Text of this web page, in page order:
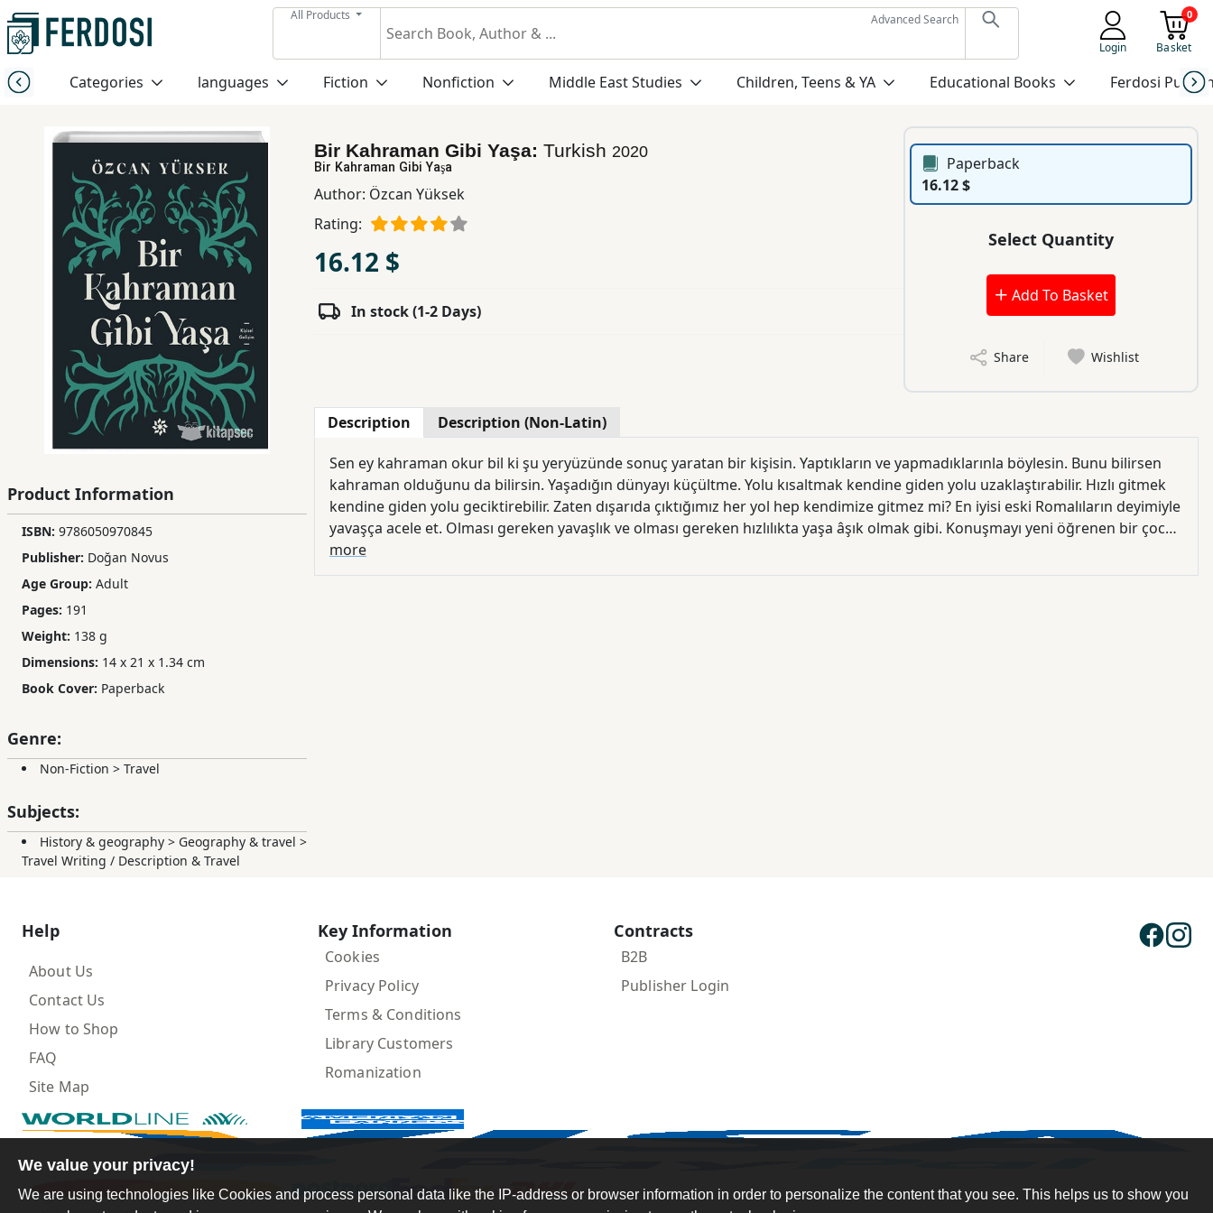
All Products
Advanced Search
Login
0
Basket
Categories languages Fiction Nonfiction Middle East Studies Children, Teens & YA Educational Books Ferdosi
Menu
Category
Nonfiction
Studies
Children,
Teens
YA
Educational
Ferdosi
Subscription
Product Information
ISBN: 9786050970845
Publisher: Doğan Novus
Age Group: Adult
Pages: 191
Weight: 138 g
Dimensions: 14 x 21 x 1.34 cm
Book Cover: Paperback
Genre:
Non-Fiction > Travel
Subjects:
History & geography > Geography & travel >
Travel Writing / Description & Travel
Bir Kahraman Gibi Yaşa: Turkish 2020
Bir Kahraman Gibi Yaşa
Author: Özcan Yüksek
Rating:
16.12 $
In stock (1-2 Days)
Paperback
16.12 $
Select Quantity
Add To Basket
Share Wishlist
Description Description (Non-Latin)
Sen ey kahraman okur bil ki şu yeryüzünde sonuç yaratan bir kişisin. Yaptıkların ve yapmadıklarınla böylesin. Bunu bilirsen
kahraman olduğunu da bilirsin. Yaşadığın dünyayı küçültme. Yolu kısaltmak kendine giden yolu uzaklaştırabilir. Hızlı gitmek
kendine giden yolu geciktirebilir. Zaten dışarıda çıktığımız her yol hep kendimize gitmez mi? En iyisi eski Romalıların deyimiyle
yavaşça acele et. Olması gereken yavaşlık ve olması gereken hızlılıkta yaşa âşık olmak gibi. Konuşmayı yeni öğrenen bir çocuk
gibi gerçeğin etekliğini çekiştir ve sor: Neden? Sormak gücü sarsar. Kahraman koca bir sorunun yanıtını arar gibi çıkar
sokağa ve sorar: Neden? Çünkü sormak duvarı yıkar kendi önünü açar. Masal düşünürü gezgin kültür kâşifi macera
more
Help
About Us
Contact Us
How to Shop
FAQ
Site Map
Key Information
Cookies
Privacy Policy
Terms & Conditions
Library Customers
Romanization
Contracts
B2B
Publisher Login
We value your privacy!
We are using technologies like Cookies and process personal data like the IP-address or browser information in order to personalize the content that you see. This helps us to show you